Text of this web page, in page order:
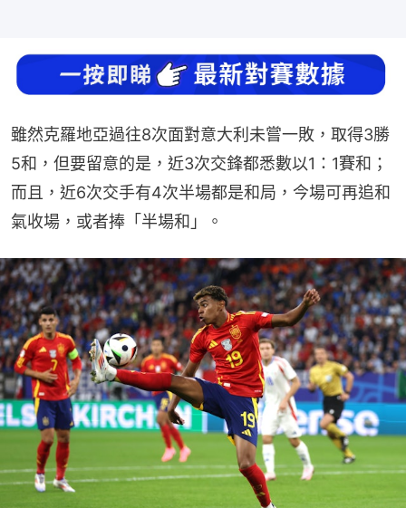
雖然克羅地亞過往8次面對意大利未嘗一敗，取得3勝
5和，但要留意的是，近3次交鋒都悉數以1：1賽和；
而且，近6次交手有4次半場都是和局，今場可再追和
氣收場，或者捧「半場和」。